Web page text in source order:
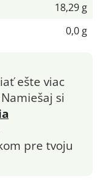
18,29 g
0,0 g
ešte viac
si
pre tvoju